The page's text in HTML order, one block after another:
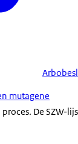
mutagene
De SZW-